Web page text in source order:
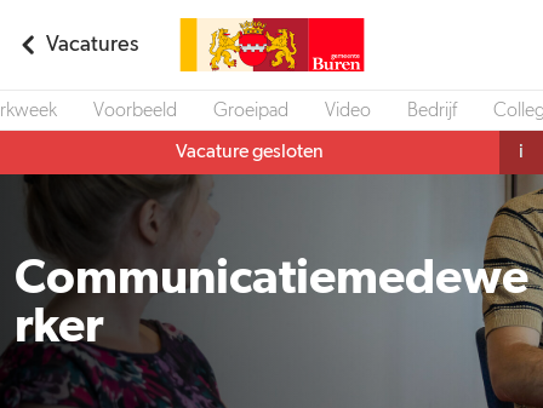
Vacatures
Voorbeeld Groeipad Video Bedrijf
Vacature gesloten i
Communicatiemedewe
rker